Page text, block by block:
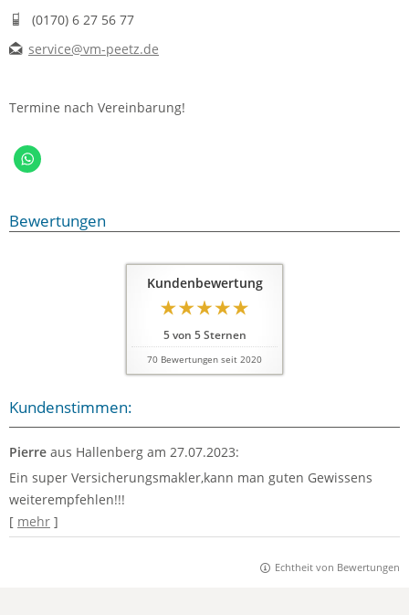
(0170) 6 27 56 77
service@vm-peetz.de
Termine nach Vereinbarung!
Bewertungen
Kundenbewertung
5von 5Sternen
70 Bewertungen seit 2020
Kundenstimmen:
Pierre aus Hallenberg am 27.07.2023:
Ein super Versicherungsmakler,kann man guten Gewissens
weiterempfehlen!!!
[ mehr ]
Echtheit von Bewertungen